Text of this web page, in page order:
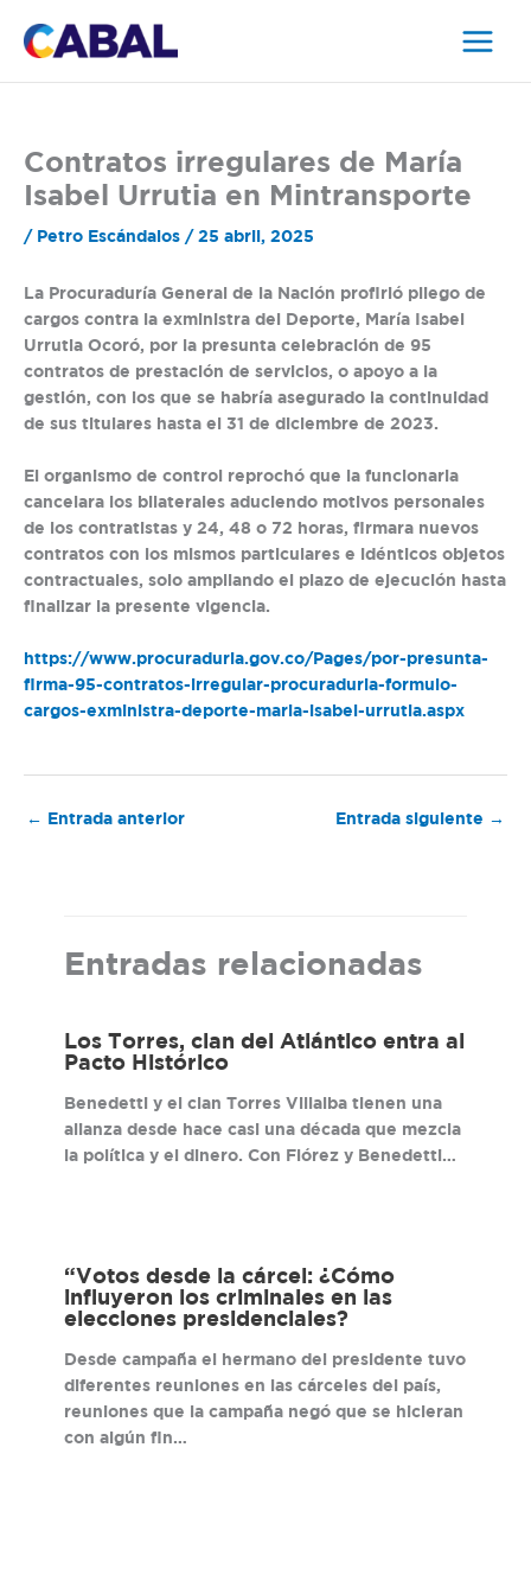
Contratos irregulares de María
Isabel Urrutia en Mintransporte
/ Petro Escándalos / 25 abril, 2025
La Procuraduría General de la Nación profirió pliego de
cargos contra la exministra del Deporte, María Isabel
Urrutia Ocoró, por la presunta celebración de 95
contratos de prestación de servicios, o apoyo a la
gestión, con los que se habría asegurado la continuidad
de sus titulares hasta el 31 de diciembre de 2023.
El organismo de control reprochó que la funcionaria
cancelara los bilaterales aduciendo motivos personales
de los contratistas y 24, 48 o 72 horas, firmara nuevos
contratos con los mismos particulares e idénticos objetos
contractuales, solo ampliando el plazo de ejecución hasta
finalizar la presente vigencia.
https://www.procuraduria.gov.co/Pages/por-presunta-
firma-95-contratos-irregular-procuraduria-formulo-
cargos-exministra-deporte-maria-isabel-urrutia.aspx
← Entrada anterior Entrada siguiente →
Entradas relacionadas
Los Torres, clan del Atlántico entra al
Pacto Histórico
Benedetti y el clan Torres Villalba tienen una
alianza desde hace casi una década que mezcla
la política y el dinero. Con Flórez y Benedetti…
“Votos desde la cárcel: ¿Cómo
influyeron los criminales en las
elecciones presidenciales?
Desde campaña el hermano del presidente tuvo
diferentes reuniones en las cárceles del país,
reuniones que la campaña negó que se hicieran
con algún fin…